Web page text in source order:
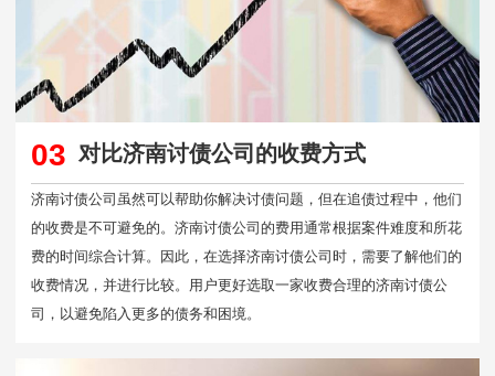
03 对比济南讨债公司的收费方式
济南讨债公司虽然可以帮助你解决讨债问题，但在追债过程中，他们
的收费是不可避免的。济南讨债公司的费用通常根据案件难度和所花
费的时间综合计算。因此，在选择济南讨债公司时，需要了解他们的
收费情况，并进行比较。用户更好选取一家收费合理的济南讨债公
司，以避免陷入更多的债务和困境。